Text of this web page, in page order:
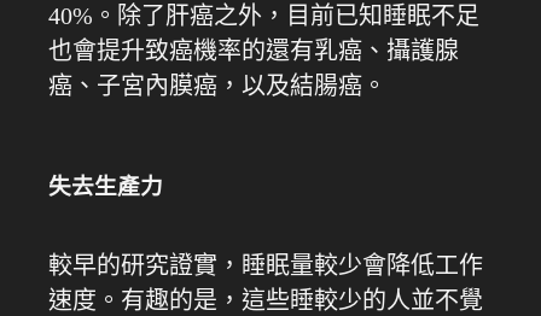
40%。除了肝癌之外，目前已知睡眠不足
也會提升致癌機率的還有乳癌、攝護腺
癌、子宮內膜癌，以及結腸癌。
失去生產力
較早的研究證實，睡眠量較少會降低工作
速度。有趣的是，這些睡較少的人並不覺